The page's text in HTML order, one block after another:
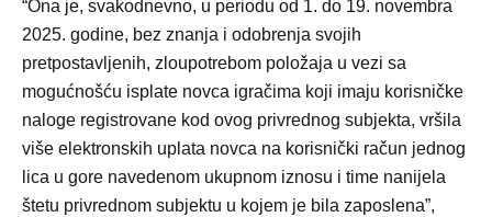
“Ona je, svakodnevno, u periodu od 1. do 19. novembra
2025. godine, bez znanja i odobrenja svojih
pretpostavljenih, zloupotrebom položaja u vezi sa
mogućnošću isplate novca igračima koji imaju korisničke
naloge registrovane kod ovog privrednog subjekta, vršila
više elektronskih uplata novca na korisnički račun jednog
lica u gore navedenom ukupnom iznosu i time nanijela
štetu privrednom subjektu u kojem je bila zaposlena”,